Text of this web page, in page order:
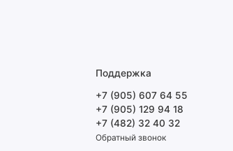
Поддержка
+7 (905) 607 64 55
+7 (905) 129 94 18
+7 (482) 32 40 32
Обратный звонок